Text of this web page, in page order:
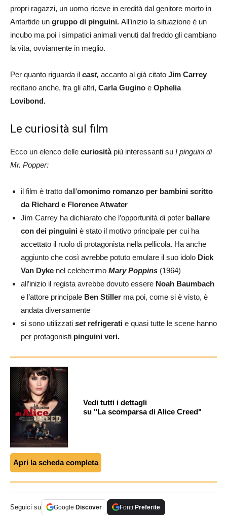
propri ragazzi, un uomo riceve in eredità dal genitore morto in
Antartide un gruppo di pinguini. All’inizio la situazione è un
incubo ma poi i simpatici animali venuti dal freddo gli cambiano
la vita, ovviamente in meglio.
Per quanto riguarda il cast, accanto al già citato Jim Carrey
recitano anche, fra gli altri, Carla Gugino e Ophelia
Lovibond.
Le curiosità sul film
Ecco un elenco delle curiositàpiù interessanti su I pinguini di
Mr. Popper:
il film è tratto dall’omonimo romanzo per bambini scritto
da Richard e Florence Atwater
Jim Carrey ha dichiarato che l’opportunità di poter ballare
con dei pinguini è stato il motivo principale per cui ha
accettato il ruolo di protagonista nella pellicola. Ha anche
aggiunto che così avrebbe potuto emulare il suo idolo Dick
Van Dyke nel celeberrimo Mary Poppins (1964)
all’inizio il regista avrebbe dovuto essere Noah Baumbach
e l’attore principale Ben Stiller ma poi, come si è visto, è
andata diversamente
si sono utilizzati setrefrigerati e quasi tutte le scene hanno
per protagonisti pinguini veri.
Vedi tutti i dettagli
su "La scomparsa di Alice Creed"
Apri la scheda completa
Seguici su Google Discover Fonti Preferite